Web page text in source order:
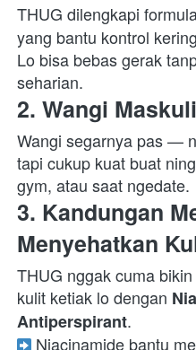
THUG dilengkapi
yang bantu kontrol
Lo bisa bebas gerak
seharian.
2. Wangi
Wangi segarnya pas —
tapi cukup kuat buat
gym, atau saat ngedate.
3. Kandungan
Menyehatkan
THUG nggak cuma
kulit ketiak lo dengan
Antiperspirant